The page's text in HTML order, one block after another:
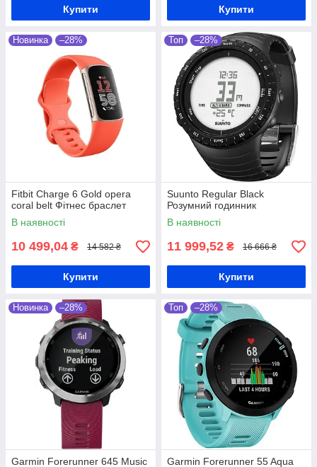
Купити Купити
Новинка –28%
Fitbit Charge 6 Gold opera
coral belt Фітнес браслет
В наявності
10 499,04 ₴ 14 582 ₴
Купити
Топ –28%
Suunto Regular Black
Розумний годинник
В наявності
11 999,52 ₴ 16 666 ₴
Купити
Новинка –28%
Garmin Forerunner 645 Music
Топ –28%
Garmin Forerunner 55 Aqua